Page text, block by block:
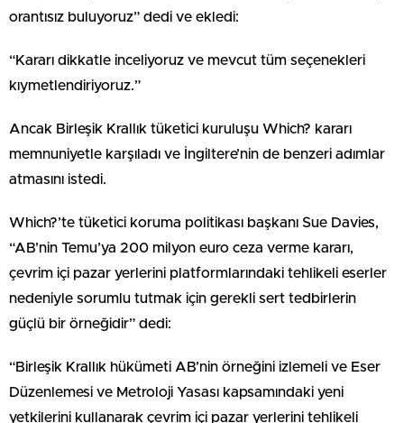
orantısız buluyoruz” dedi ve ekledi:
“Kararı dikkatle inceliyoruz ve mevcut tüm seçenekleri
kıymetlendiriyoruz.”
Ancak Birleşik Krallık tüketici kuruluşu Which? kararı
memnuniyetle karşıladı ve İngiltere’nin de benzeri adımlar
atmasını istedi.
Which?’te tüketici koruma politikası başkanı Sue Davies,
“AB’nin Temu’ya 200 milyon euro ceza verme kararı,
çevrim içi pazar yerlerini platformlarındaki tehlikeli eserler
nedeniyle sorumlu tutmak için gerekli sert tedbirlerin
güçlü bir örneğidir” dedi:
“Birleşik Krallık hükümeti AB’nin örneğini izlemeli ve Eser
Düzenlemesi ve Metroloji Yasası kapsamındaki yeni
yetkilerini kullanarak çevrim içi pazar yerlerini tehlikeli